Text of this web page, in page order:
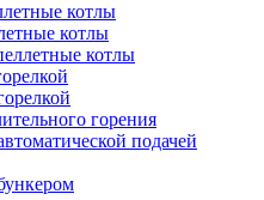
котлы
котлы
котлы
горения
подачей